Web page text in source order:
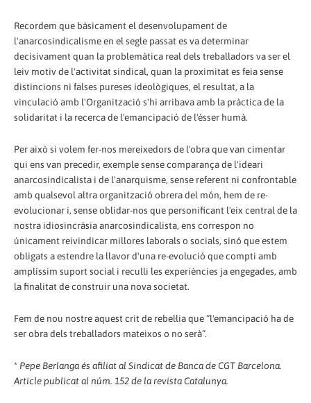
Recordem que bàsicament el desenvolupament de
l'anarcosindicalisme en el segle passat es va determinar
decisivament quan la problemàtica real dels treballadors va ser el
leiv motiv de l'activitat sindical, quan la proximitat es feia sense
distincions ni falses pureses ideològiques, el resultat, a la
vinculació amb l'Organització s'hi arribava amb la pràctica de la
solidaritat i la recerca de l'emancipació de l'ésser humà.
Per això si volem fer-nos mereixedors de l'obra que van cimentar
qui ens van precedir, exemple sense comparança de l'ideari
anarcosindicalista i de l'anarquisme, sense referent ni confrontable
amb qualsevol altra organització obrera del món, hem de re-
evolucionar i, sense oblidar-nos que personificant l'eix central de la
nostra idiosincràsia anarcosindicalista, ens correspon no
únicament reivindicar millores laborals o socials, sinó que estem
obligats a estendre la llavor d'una re-evolució que compti amb
amplíssim suport social i reculli les experiències ja engegades, amb
la finalitat de construir una nova societat.
Fem de nou nostre aquest crit de rebel·lia que “l'emancipació ha de
ser obra dels treballadors mateixos o no serà”.
* Pepe Berlanga és afiliat al Sindicat de Banca de CGT Barcelona.
Article publicat al núm. 152 de la revista Catalunya.